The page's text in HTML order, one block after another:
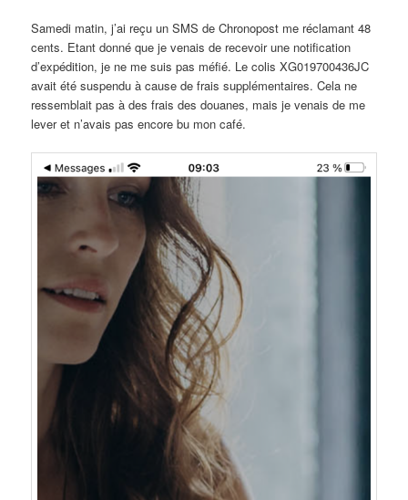
Samedi matin, j’ai reçu un SMS de Chronopost me réclamant 48
cents. Etant donné que je venais de recevoir une notification
d’expédition, je ne me suis pas méfié. Le colis XG019700436JC
avait été suspendu à cause de frais supplémentaires. Cela ne
ressemblait pas à des frais des douanes, mais je venais de me
lever et n’avais pas encore bu mon café.